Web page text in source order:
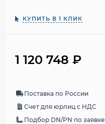
КУПИТЬ В 1 КЛИК
1 120 748 ₽
Поставка по России
Счет для юрлиц с НДС
Подбор DN/PN по заявке